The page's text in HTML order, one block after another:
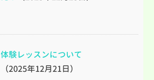
体験レッスンについて
（2025年12月21日）